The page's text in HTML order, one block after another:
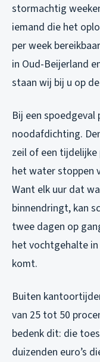
stormachtig
iemand die het
per week
in Oud-Beijerland
staan wij bij u op
Bij een
noodafdichting.
zeil of een
het water stoppen
Want elk uur dat
binnendringt, kan
twee dagen op
het vochtgehalte
komt.
Buiten
van 25 tot 50
bedenk dit: die
duizenden euro’s